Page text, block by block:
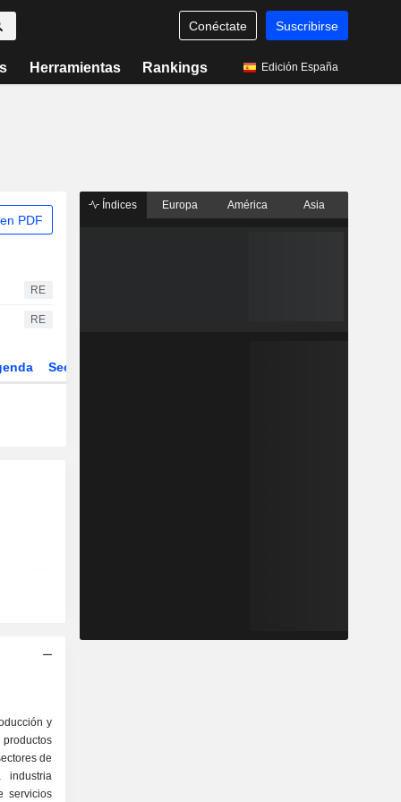
Conéctate Suscribirse
Herramientas Rankings Edición España
PDF
RE
RE
Sector
y
de
industria
servicios
Índices Europa América Asia